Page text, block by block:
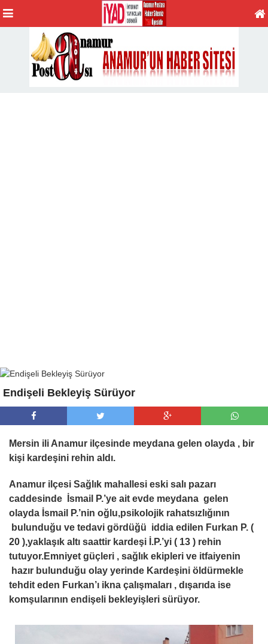
Endişeli Bekleyiş Sürüyor
Mersin ili Anamur ilçesinde meydana gelen olayda , bir
kişi kardeşini rehin aldı.
Anamur ilçesi Sağlık mahallesi eski salı pazarı
caddesinde İsmail P.’ye ait evde meydana gelen
olayda İsmail P.’nin oğlu,psikolojik rahatsızlığının
bulunduğu ve tedavi gördüğü iddia edilen Furkan P. (
20 ),yaklaşık altı saattir kardeşi İ.P.’yi ( 13 ) rehin
tutuyor.Emniyet güçleri , sağlık ekipleri ve itfaiyenin
hazır bulunduğu olay yerinde Kardeşini öldürmekle
tehdit eden Furkan’ı ikna çalışmaları , dışarıda ise
komşularının endişeli bekleyişleri sürüyor.